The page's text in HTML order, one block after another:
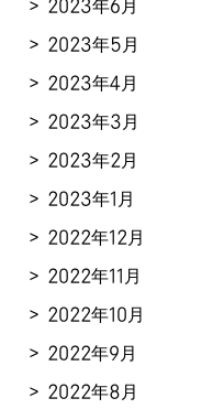
2023年6月
2023年5月
2023年4月
2023年3月
2023年2月
2023年1月
2022年12月
2022年11月
2022年10月
2022年9月
2022年8月